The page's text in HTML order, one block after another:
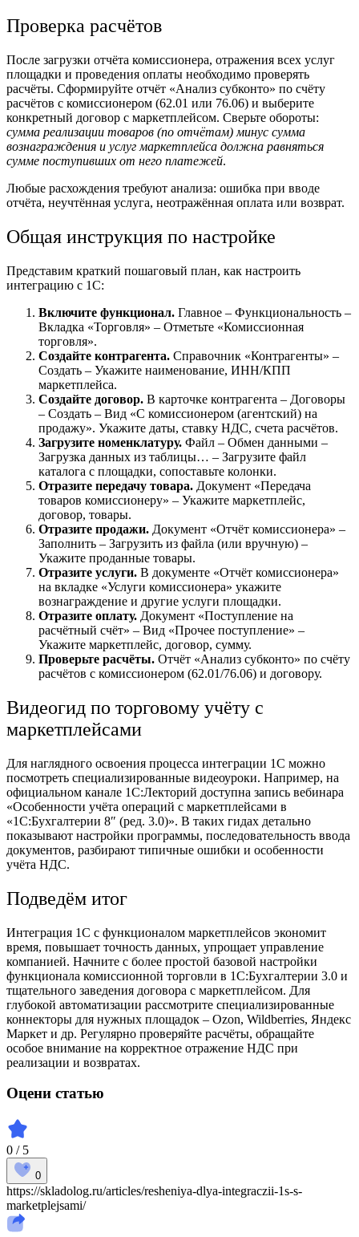
Проверка расчётов
После загрузки отчёта комиссионера, отражения всех услуг
площадки и проведения оплаты необходимо проверять
расчёты. Сформируйте отчёт «Анализ субконто» по счёту
расчётов с комиссионером (62.01 или 76.06) и выберите
конкретный договор с маркетплейсом. Сверьте обороты:
сумма реализации товаров (по отчётам) минус сумма
вознаграждения и услуг маркетплейса должна равняться
сумме поступивших от него платежей.
Любые расхождения требуют анализа: ошибка при вводе
отчёта, неучтённая услуга, неотражённая оплата или возврат.
Общая инструкция по настройке
Представим краткий пошаговый план, как настроить
интеграцию с 1С:
Включите функционал. Главное – Функциональность –
Вкладка «Торговля» – Отметьте «Комиссионная
торговля».
Создайте контрагента. Справочник «Контрагенты» –
Создать – Укажите наименование, ИНН/КПП
маркетплейса.
Создайте договор. В карточке контрагента – Договоры
– Создать – Вид «С комиссионером (агентский) на
продажу». Укажите даты, ставку НДС, счета расчётов.
Загрузите номенклатуру. Файл – Обмен данными –
Загрузка данных из таблицы… – Загрузите файл
каталога с площадки, сопоставьте колонки.
Отразите передачу товара. Документ «Передача
товаров комиссионеру» – Укажите маркетплейс,
договор, товары.
Отразите продажи. Документ «Отчёт комиссионера» –
Заполнить – Загрузить из файла (или вручную) –
Укажите проданные товары.
Отразите услуги. В документе «Отчёт комиссионера»
на вкладке «Услуги комиссионера» укажите
вознаграждение и другие услуги площадки.
Отразите оплату. Документ «Поступление на
расчётный счёт» – Вид «Прочее поступление» –
Укажите маркетплейс, договор, сумму.
Проверьте расчёты. Отчёт «Анализ субконто» по счёту
расчётов с комиссионером (62.01/76.06) и договору.
Видеогид по торговому учёту с
маркетплейсами
Для наглядного освоения процесса интеграции 1С можно
посмотреть специализированные видеоуроки. Например, на
официальном канале 1С:Лекторий доступна запись вебинара
«Особенности учёта операций с маркетплейсами в
«1С:Бухгалтерии 8″ (ред. 3.0)». В таких гидах детально
показывают настройки программы, последовательность ввода
документов, разбирают типичные ошибки и особенности
учёта НДС.
Подведём итог
Интеграция 1С с функционалом маркетплейсов экономит
время, повышает точность данных, упрощает управление
компанией. Начните с более простой базовой настройки
функционала комиссионной торговли в 1С:Бухгалтерии 3.0 и
тщательного заведения договора с маркетплейсом. Для
глубокой автоматизации рассмотрите специализированные
коннекторы для нужных площадок – Ozon, Wildberries, Яндекс
Маркет и др. Регулярно проверяйте расчёты, обращайте
особое внимание на корректное отражение НДС при
реализации и возвратах.
Оцени статью
0 / 5
0
https://skladolog.ru/articles/resheniya-dlya-integraczii-1s-s-
marketplejsami/